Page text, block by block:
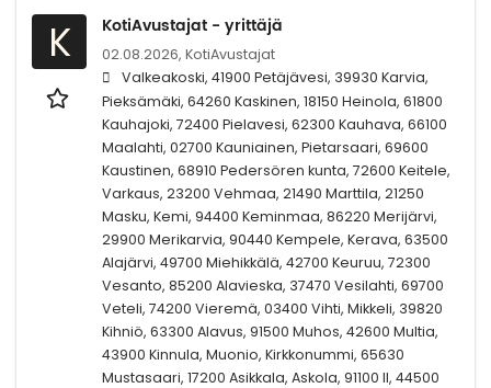
K KotiAvustajat - yrittäjä
02.08.2026, KotiAvustajat
Valkeakoski, 41900 Petäjävesi, 39930 Karvia,
Pieksämäki, 64260 Kaskinen, 18150 Heinola, 61800
Kauhajoki, 72400 Pielavesi, 62300 Kauhava, 66100
Maalahti, 02700 Kauniainen, Pietarsaari, 69600
Kaustinen, 68910 Pedersören kunta, 72600 Keitele,
Varkaus, 23200 Vehmaa, 21490 Marttila, 21250
Masku, Kemi, 94400 Keminmaa, 86220 Merijärvi,
29900 Merikarvia, 90440 Kempele, Kerava, 63500
Alajärvi, 49700 Miehikkälä, 42700 Keuruu, 72300
Vesanto, 85200 Alavieska, 37470 Vesilahti, 69700
Veteli, 74200 Vieremä, 03400 Vihti, Mikkeli, 39820
Kihniö, 63300 Alavus, 91500 Muhos, 42600 Multia,
43900 Kinnula, Muonio, Kirkkonummi, 65630
Mustasaari, 17200 Asikkala, Askola, 91100 II, 44500